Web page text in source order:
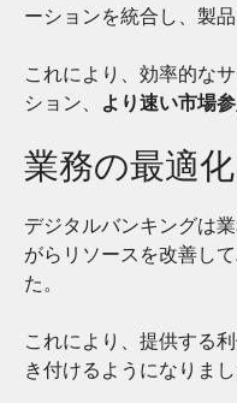
ーションを統合し、製
これにより、効率的な
ション、 より速い市場
業務の最適化
デジタルバンキングは業
がらリソースを改善し
た。
これにより、提供する
き付けるようになりまし